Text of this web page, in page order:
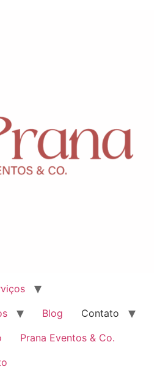
Blog
Contato
Prana Eventos & Co.